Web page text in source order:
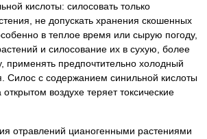
кислоты: силосовать только
не допускать хранения скошенных
в теплое время или сырую погоду,
и силосование их в сухую, более
применять предпочтительно холодный
Силос с содержанием синильной кислоты
воздухе теряет токсические
отравлений цианогенными растениями